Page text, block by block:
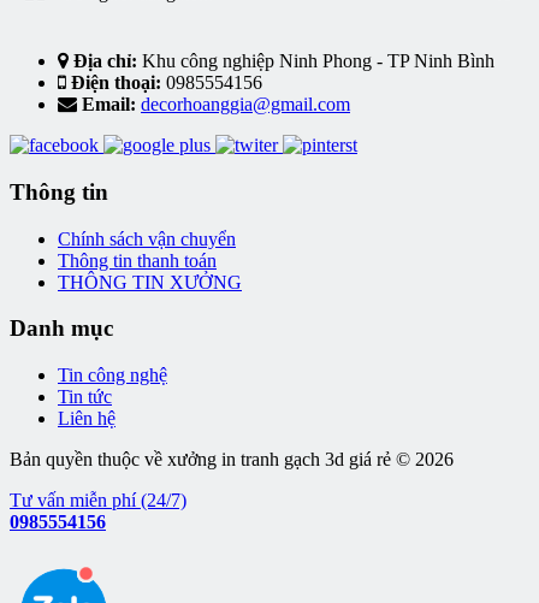
Địa chỉ: Khu công nghiệp Ninh Phong - TP Ninh Bình
Điện thoại: 0985554156
Email: decorhoanggia@gmail.com
Thông tin
Chính sách vận chuyển
Thông tin thanh toán
THÔNG TIN XƯỞNG
Danh mục
Tin công nghệ
Tin tức
Liên hệ
Bản quyền thuộc về xưởng in tranh gạch 3d giá rẻ © 2026
Tư vấn miễn phí (24/7)
0985554156